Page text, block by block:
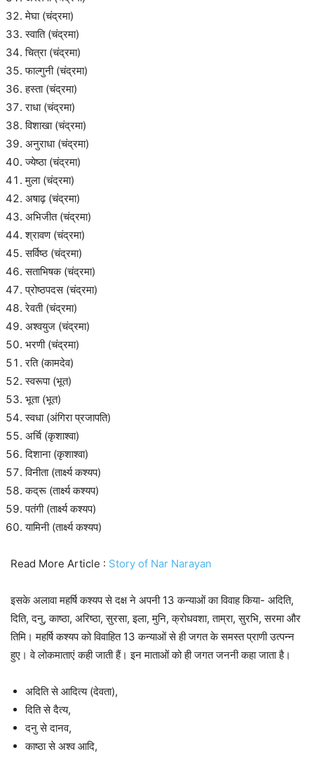
मेघा (चंद्रमा)
स्वाति (चंद्रमा)
चित्रा (चंद्रमा)
फाल्गुनी (चंद्रमा)
हस्ता (चंद्रमा)
राधा (चंद्रमा)
विशाखा (चंद्रमा)
अनुराधा (चंद्रमा)
ज्येष्ठा (चंद्रमा)
मुला (चंद्रमा)
अषाढ़ (चंद्रमा)
अभिजीत (चंद्रमा)
श्रावण (चंद्रमा)
सर्विष्ठ (चंद्रमा)
सताभिषक (चंद्रमा)
प्रोष्ठपदस (चंद्रमा)
रेवती (चंद्रमा)
अश्वयुज (चंद्रमा)
भरणी (चंद्रमा)
रति (कामदेव)
स्वरूपा (भूत)
भूता (भूत)
स्वधा (अंगिरा प्रजापति)
अर्चि (कृशाश्वा)
दिशाना (कृशाश्वा)
विनीता (तार्क्ष्य कश्यप)
कद्रू (तार्क्ष्य कश्यप)
पतंगी (तार्क्ष्य कश्यप)
यामिनी (तार्क्ष्य कश्यप)
Read More Article : Story of Nar Narayan
इसके अलावा महर्षि कश्यप से दक्ष ने अपनी 13 कन्याओं का विवाह किया- अदिति,
दिति, दनु, काष्ठा, अरिष्ठा, सुरसा, इला, मुनि, क्रोधवशा, ताम्रा, सुरभि, सरमा और
तिमि। महर्षि कश्यप को विवाहित 13 कन्याओं से ही जगत के समस्त प्राणी उत्पन्न
हुए। वे लोकमाताएं कही जाती हैं। इन माताओं को ही जगत जननी कहा जाता है।
अदिति से आदित्य (देवता),
दिति से दैत्य,
दनु से दानव,
काष्ठा से अश्व आदि,